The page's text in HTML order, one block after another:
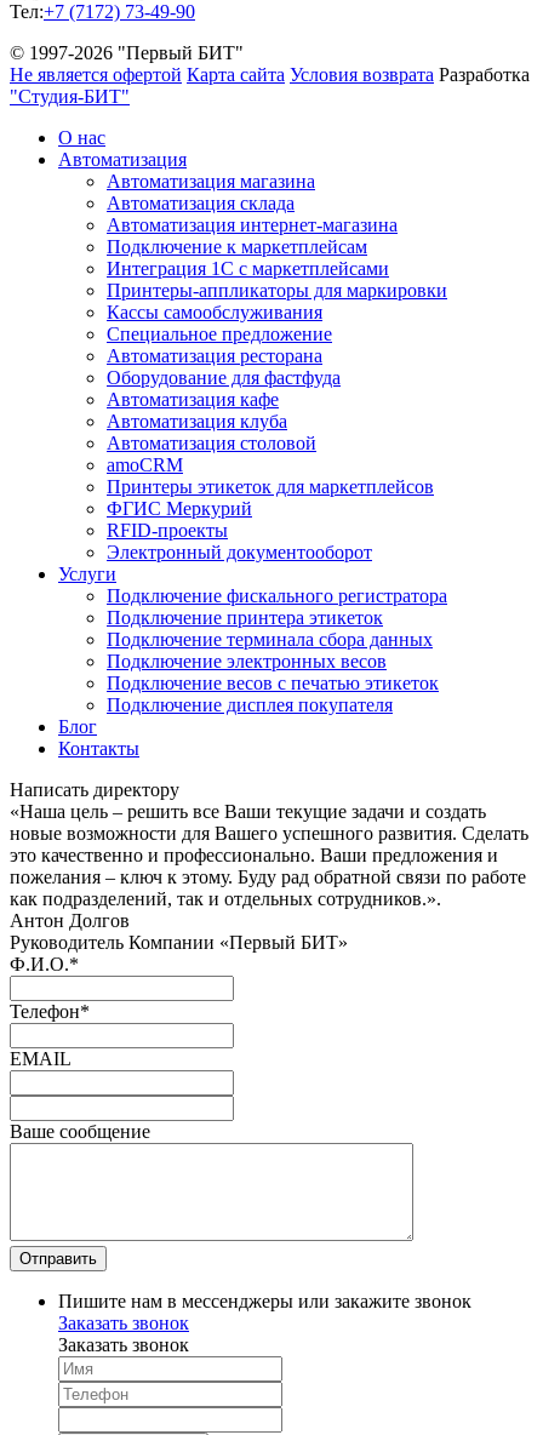
Тел:+7 (7172) 73-49-90
© 1997-2026 "Первый БИТ"
Не является офертой Карта сайта Условия возврата Разработка
"Студия-БИТ"
О нас
Автоматизация
Автоматизация магазина
Автоматизация склада
Автоматизация интернет-магазина
Подключение к маркетплейсам
Интеграция 1С с маркетплейсами
Принтеры-аппликаторы для маркировки
Кассы самообслуживания
Специальное предложение
Автоматизация ресторана
Оборудование для фастфуда
Автоматизация кафе
Автоматизация клуба
Автоматизация столовой
amoCRM
Принтеры этикеток для маркетплейсов
ФГИС Меркурий
RFID-проекты
Электронный документооборот
Услуги
Подключение фискального регистратора
Подключение принтера этикеток
Подключение терминала сбора данных
Подключение электронных весов
Подключение весов с печатью этикеток
Подключение дисплея покупателя
Блог
Контакты
Написать директору
«Наша цель – решить все Ваши текущие задачи и создать
новые возможности для Вашего успешного развития. Сделать
это качественно и профессионально. Ваши предложения и
пожелания – ключ к этому. Буду рад обратной связи по работе
как подразделений, так и отдельных сотрудников.».
Антон Долгов
Руководитель Компании «Первый БИТ»
Ф.И.О.*
Телефон*
EMAIL
Ваше сообщение
Пишите нам в мессенджеры или закажите звонок
Заказать звонок
Заказать звонок